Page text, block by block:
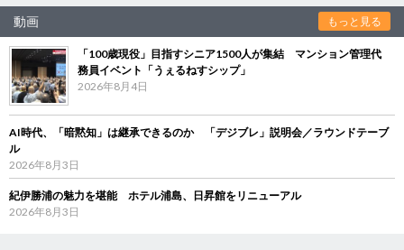
動画 もっと見る
「100歳現役」目指すシニア1500人が集結 マンション管理代
務員イベント「うぇるねすシップ」
2026年8月4日
AI時代、「暗黙知」は継承できるのか 「デジブレ」説明会／ラウンドテーブ
ル
2026年8月3日
紀伊勝浦の魅力を堪能 ホテル浦島、日昇館をリニューアル
2026年8月3日